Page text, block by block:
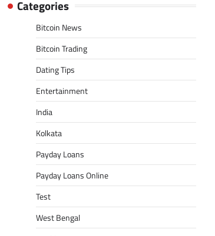
Categories
Bitcoin News
Bitcoin Trading
Dating Tips
Entertainment
India
Kolkata
Payday Loans
Payday Loans Online
Test
West Bengal